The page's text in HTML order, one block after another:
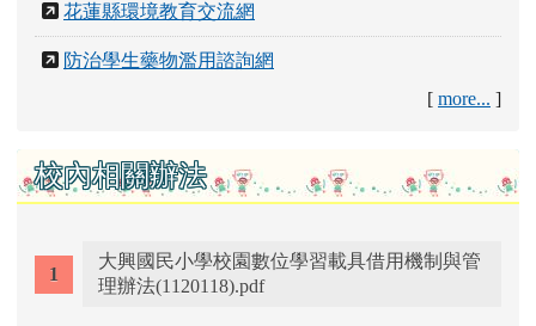
花蓮縣環境教育交流網
防治學生藥物濫用諮詢網
[ more... ]
校內相關辦法
大興國民小學校園數位學習載具借用機制與管
理辦法(1120118).pdf